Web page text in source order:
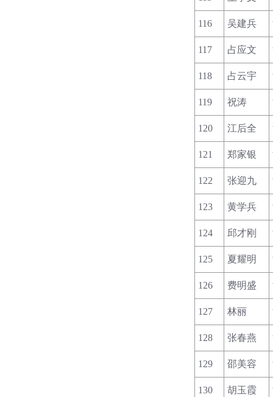
116 吴建兵
117 占应文
118 占云宇
119 祝涛
120 江后全
121 郑家银
122 张迎九
123 黄学兵
124 邱才刚
125 夏耀明
126 费明盛
127 林丽
128 张春燕
129 邵美容
130 胡玉霞